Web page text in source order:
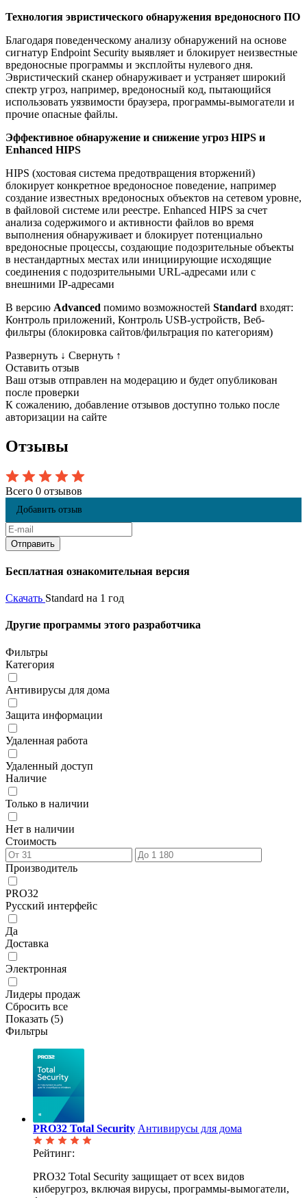
Технология эвристического обнаружения вредоносного ПО
Благодаря поведенческому анализу обнаружений на основе
сигнатур Endpoint Security выявляет и блокирует неизвестные
вредоносные программы и эксплойты нулевого дня.
Эвристический сканер обнаруживает и устраняет широкий
спектр угроз, например, вредоносный код, пытающийся
использовать уязвимости браузера, программы-вымогатели и
прочие опасные файлы.
Эффективное обнаружение и снижение угроз HIPS и
Enhanced HIPS
HIPS (хостовая система предотвращения вторжений)
блокирует конкретное вредоносное поведение, например
создание известных вредоносных объектов на сетевом уровне,
в файловой системе или реестре. Enhanced HIPS за счет
анализа содержимого и активности файлов во время
выполнения обнаруживает и блокирует потенциально
вредоносные процессы, создающие подозрительные объекты
в нестандартных местах или инициирующие исходящие
соединения с подозрительными URL-адресами или с
внешними IP-адресами
В версию Advanced помимо возможностей Standard входят:
Контроль приложений, Контроль USB-устройств, Веб-
фильтры (блокировка сайтов/фильтрация по категориям)
Развернуть ↓ Свернуть ↑
Оставить отзыв
Ваш отзыв отправлен на модерацию и будет опубликован
после проверки
К сожалению, добавление отзывов доступно только после
авторизации на сайте
Отзывы
Всего 0 отзывов
Добавить отзыв
Бесплатная ознакомительная версия
Скачать Standard на 1 год
Другие программы этого разработчика
Фильтры
Категория
Антивирусы для дома
Защита информации
Удаленная работа
Удаленный доступ
Наличие
Только в наличии
Нет в наличии
Стоимость
Производитель
PRO32
Русский интерфейс
Да
Доставка
Электронная
Лидеры продаж
Сбросить все
Показать (5)
Фильтры
PRO32 Total Security Антивирусы для дома
Рейтинг:
PRO32 Total Security защищает от всех видов
киберугроз, включая вирусы, программы-вымогатели,